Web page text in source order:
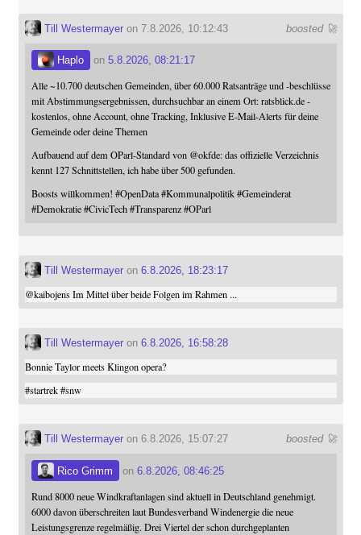
boosted 🚀
Till Westermayeron 7.8.2026, 10:12:43
Haplo on 5.8.2026, 08:21:17
Alle ~10.700 deutschen Gemeinden, über 60.000 Ratsanträge und -beschlüsse
mit Abstimmungsergebnissen, durchsuchbar an einem Ort: ratsblick.de -
kostenlos, ohne Account, ohne Tracking, Inklusive E-Mail-Alerts für deine
Gemeinde oder deine Themen
Aufbauend auf dem OParl-Standard von @okfde: das offizielle Verzeichnis
kennt 127 Schnittstellen, ich habe über 500 gefunden.
Boosts willkommen! #OpenData #Kommunalpolitik #Gemeinderat
#Demokratie #CivicTech #Transparenz #OParl
Till Westermayeron 6.8.2026, 18:23:17
@kaibojensIm Mittel über beide Folgen im Rahmen ...
Till Westermayeron 6.8.2026, 16:58:28
Bonnie Taylor meets Klingon opera?
#startrek #snw
boosted 🚀
Till Westermayeron 6.8.2026, 15:07:27
Rico Grimm on 6.8.2026, 08:46:25
Rund 8000 neue Windkraftanlagen sind aktuell in Deutschland genehmigt.
6000 davon überschreiten laut Bundesverband Windenergie die neue
Leistungsgrenze regelmäßig. Drei Viertel der schon durchgeplanten